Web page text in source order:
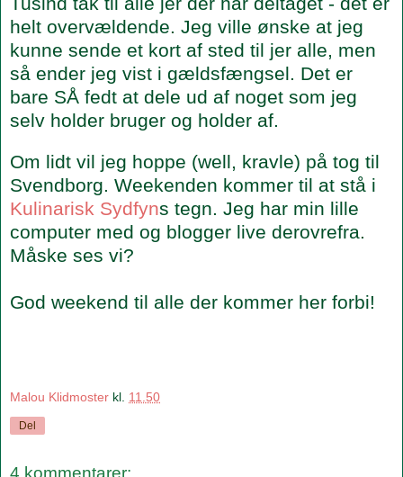
helt overvældende. Jeg ville ønske at jeg
kunne sende et kort af sted til jer alle, men
så ender jeg vist i gældsfængsel. Det er
bare SÅ fedt at dele ud af noget som jeg
selv holder bruger og holder af.
Om lidt vil jeg hoppe (well, kravle) på tog til
Svendborg. Weekenden kommer til at stå i
Kulinarisk Sydfyns tegn. Jeg har min lille
computer med og blogger live derovrefra.
Måske ses vi?
God weekend til alle der kommer her forbi!
Malou Klidmoster kl. 11.50
Del
4 kommentarer: